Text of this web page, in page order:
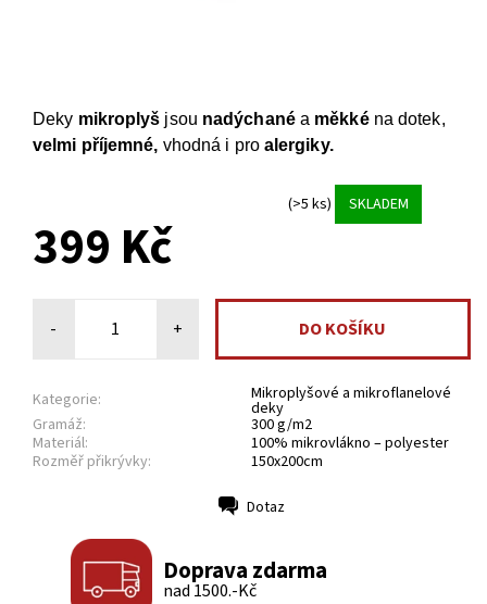
Deky mikroplyš jsou nadýchanéa měkkéna dotek,
velmi příjemné, vhodná i pro alergiky.
(>5 ks) SKLADEM
399 Kč
- +
Kategorie: Mikroplyšové a mikroflanelové
deky
Gramáž:
300 g/m2
Materiál:
100% mikrovlákno – polyester
Rozměř přikrývky:
150x200cm
Dotaz
Doprava zdarma
nad 1500.-Kč